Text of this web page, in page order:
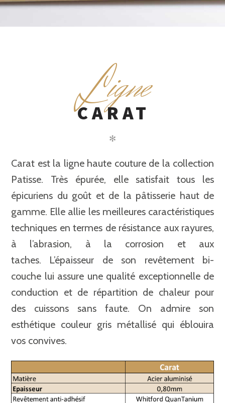
L
igne
CARAT
✻
Carat est la ligne haute couture de la collection
Patisse. Très épurée, elle satisfait tous les
épicuriens du goût et de la pâtisserie haut de
gamme. Elle allie les meilleures caractéristiques
techniques en termes de résistance aux rayures,
à l’abrasion, à la corrosion et aux
taches. L’épaisseur de son revêtement bi-
couche lui assure une qualité exceptionnelle de
conduction et de répartition de chaleur pour
des cuissons sans faute. On admire son
esthétique couleur gris métallisé qui éblouira
vos convives.